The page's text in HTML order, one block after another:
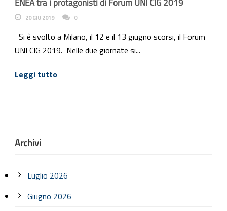
20 GIU 2019 0
Si è svolto a Milano, il 12 e il 13 giugno scorsi, il Forum
UNI CIG 2019. Nelle due giornate si...
Leggi tutto
Archivi
Luglio 2026
Giugno 2026